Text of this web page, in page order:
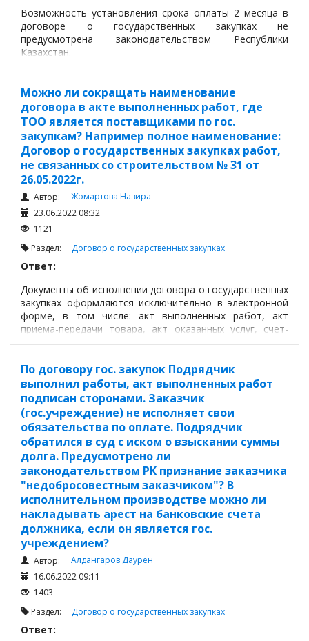
Возможность установления срока оплаты 2 месяца в
договоре о государственных закупках не
предусмотрена законодательством Республики
Казахстан.
Можно ли сокращать наименование
договора в акте выполненных работ, где
ТОО является поставщиками по гос.
закупкам? Например полное наименование:
Договор о государственных закупках работ,
не связанных со строительством № 31 от
26.05.2022г.
Автор:
Жомартова Назира
23.06.2022 08:32
1121
Раздел: Договор о государственных закупках
Ответ:
Документы об исполнении договора о государственных
закупках оформляются исключительно в электронной
форме, в том числе: акт выполненных работ, акт
приема-передачи товара, акт оказанных услуг, счет-
фактура (ЭСФ).
По договору гос. закупок Подрядчик
выполнил работы, акт выполненных работ
подписан сторонами. Заказчик
(гос.учреждение) не исполняет свои
обязательства по оплате. Подрядчик
обратился в суд с иском о взыскании суммы
долга. Предусмотрено ли
законодательством РК признание заказчика
"недобросовестным заказчиком"? В
исполнительном производстве можно ли
накладывать арест на банковские счета
должника, если он является гос.
учреждением?
Автор:
Алдангаров Даурен
16.06.2022 09:11
1403
Раздел: Договор о государственных закупках
Ответ: